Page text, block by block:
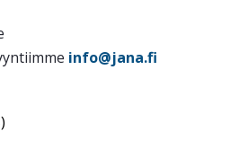
info@jana.fi